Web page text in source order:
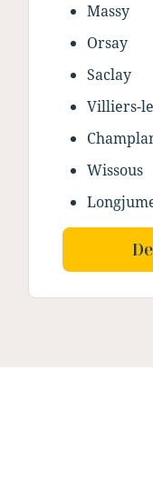
Massy
Orsay
Saclay
Villiers-
Wissous